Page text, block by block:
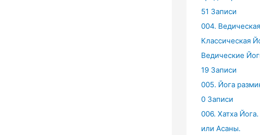
51 Записи
004.
Классическая
Ведические
19 Записи
005. Йога
0 Записи
006. Хатха
или Асаны.